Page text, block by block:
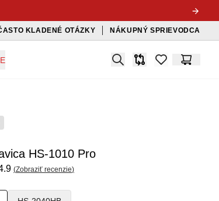
KLADENÉ OTÁZKY NÁKUPNÝ SPRIEVODCA
Search
Porovnávač
items inKošík
HS-1010 Pro
(Zobraziť recenzie)